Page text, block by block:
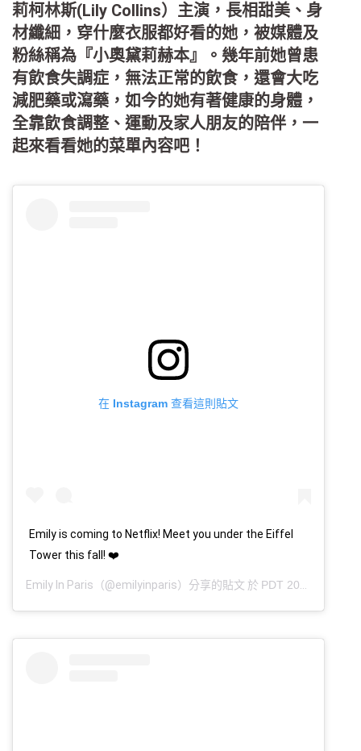
莉柯林斯(Lily Collins）主演，長相甜美、身
材纖細，穿什麼衣服都好看的她，被媒體及
粉絲稱為『小奧黛莉赫本』。幾年前她曾患
有飲食失調症，無法正常的飲食，還會大吃
減肥藥或瀉藥，如今的她有著健康的身體，
全靠飲食調整、運動及家人朋友的陪伴，一
起來看看她的菜單內容吧！
在 Instagram 查看這則貼文
Emily is coming to Netflix! Meet you under the Eiffel
Tower this fall! ❤️
Emily In Paris （@emilyinparis）分享的貼文 於 PDT 2020 年 7月 月 13 日 上午 8:30